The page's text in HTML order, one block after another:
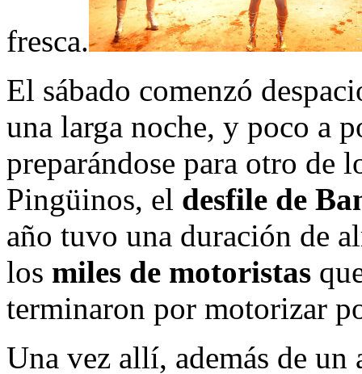
fresca.
El sábado comenzó
una larga noche, y poco a
preparándose para otro de
Pingüinos, el desfile de
año tuvo una duración de
los miles de motoristas
terminaron por motorizar
Una vez allí, además de